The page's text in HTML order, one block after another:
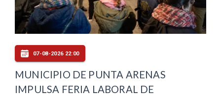
07-08-2026 22:00
MUNICIPIO DE PUNTA ARENAS
IMPULSA FERIA LABORAL DE